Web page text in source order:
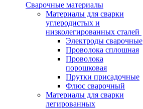
Сварочные материалы
Материалы для сварки
углеродистых и
низколегированных сталей
Электроды сварочные
Проволока сплошная
Проволока
порошковая
Прутки присадочные
Флюс сварочный
Материалы для сварки
легированных